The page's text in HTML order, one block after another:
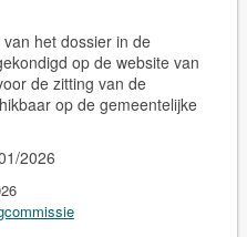
het dossier in de
op de website van
de zitting van de
op de gemeentelijke
2026